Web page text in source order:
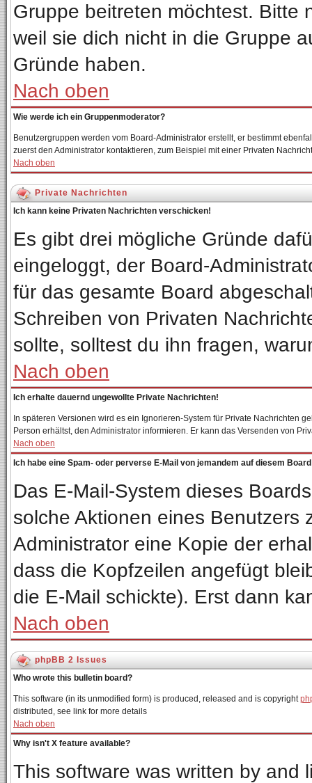
Gruppe beitreten möchtest. Bitte
weil sie dich nicht in die Gruppe
Gründe haben.
Nach oben
Wie werde ich ein Gruppenmoderator?
Benutzergruppen werden vom Board-Administrator erstellt, er bestimmt
zuerst den Administrator kontaktieren, zum Beispiel mit einer Privaten
Nach oben
Private Nachrichten
Ich kann keine Privaten Nachrichten verschicken!
Es gibt drei mögliche Gründe
eingeloggt, der Board-
für das gesamte Board
Schreiben von Privaten
sollte, solltest du ihn fragen,
Nach oben
Ich erhalte dauernd ungewollte Private Nachrichten!
In späteren Versionen wird es ein Ignorieren-System für Private Nachrichten
Person erhältst, den Administrator informieren. Er kann das Versenden von
Nach oben
Ich habe eine Spam- oder perverse E-Mail von jemandem auf diesem
Das E-Mail-System dieses
solche Aktionen eines Benutzers
Administrator eine Kopie der
dass die Kopfzeilen angefügt
die E-Mail schickte). Erst dann
Nach oben
phpBB 2 Issues
Who wrote this bulletin board?
This software (in its unmodified form) is produced, released and is copyright
distributed, see link for more details
Nach oben
Why isn't X feature available?
This software was written by and